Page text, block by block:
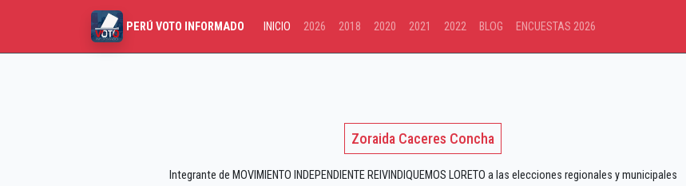
PERÚ VOTO INFORMADO INICIO 2026 2018 2020 2021 2022 BLOG ENCUESTAS 2026
Zoraida Caceres Concha
Integrante de MOVIMIENTO INDEPENDIENTE REIVINDIQUEMOS LORETO a las elecciones regionales y municipales